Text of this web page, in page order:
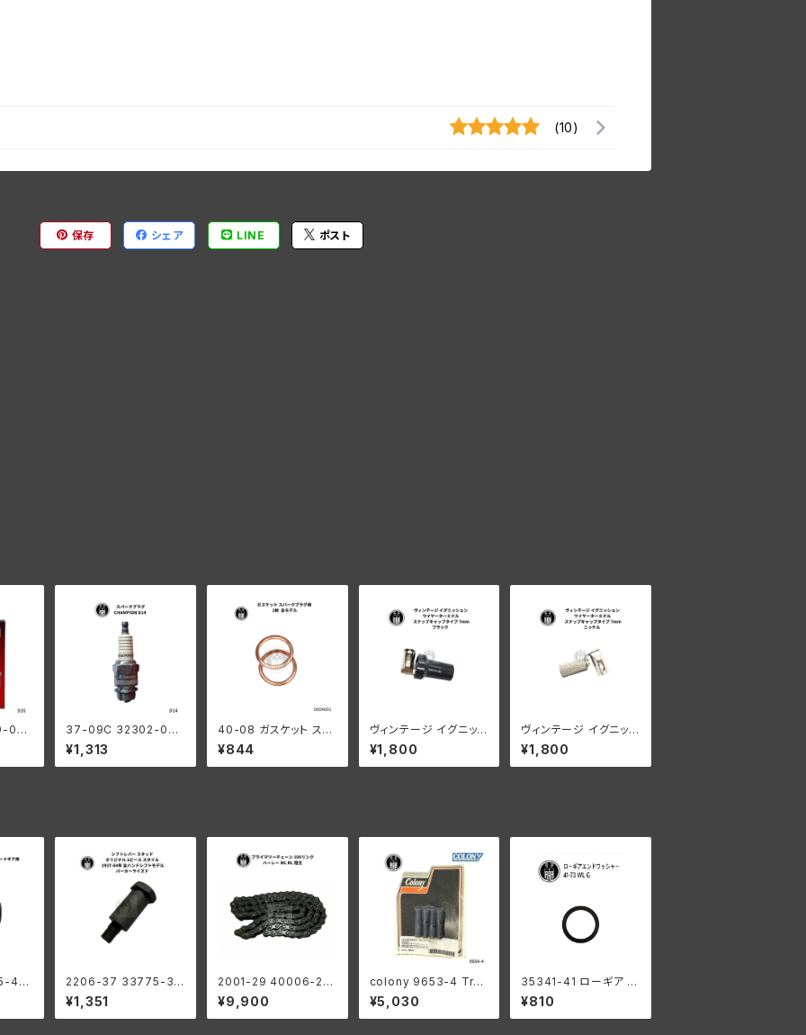
(10)
保存 シェア LINE ポスト
09
37-09C 32302-09
スパークプラグ チャンピ
オンD14 1個 全モデル
¥1,313
40-08 ガスケット スパ
ークプラグ用 2枚
¥844
ヴィンテージ イグニッシ
ョン ワイヤーターミナル
スナップキャップタイプ
7mm ブラック ハーレ
¥1,800
ヴィンテージ イグニッシ
ョンワイヤー ターミナル
キャップ 7mm スナップ
キャップタイプ ハーレー
¥1,800
41
73
2206-37 33775-37
シフターレバー スタッド
オリジナル1ピーススタ
イル パーカー ハーレー
¥1,351
2001-29 40006-29
プライマリーチェーン 1
00リンク ハーレーダビ
ッドソン 1929-52年 D
¥9,900
colony 9653-4 Tran
smission case bott
om stud kit
¥5,030
35341-41 ローギア エ
ンドワッシャー1個
¥810